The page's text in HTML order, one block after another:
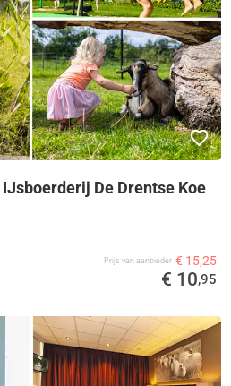
De Drentse Koe
Prijs van aanbieder € 15,25
€ 10,95